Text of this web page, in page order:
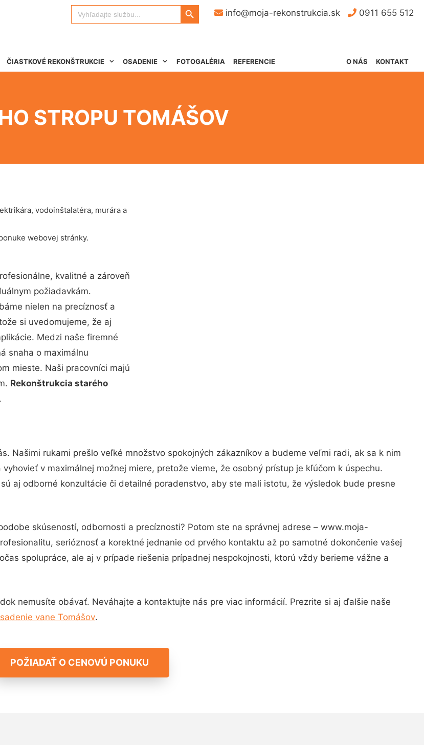
info@moja-rekonstrukcia.sk 0911 655 512
Search
for:
Search Button
ČIASTKOVÉ REKONŠTRUKCIE OSADENIE FOTOGALÉRIA REFERENCIE KONTAKT
O NÁS
STROPU TOMÁŠOV
vodoinštalatéra, murára a
webovej stránky.
kvalitné a zároveň
požiadavkám.
nielen na precíznosť a
si uvedomujeme, že aj
Medzi naše firemné
snaha o maximálnu
mieste. Naši pracovníci majú
Rekonštrukcia starého
Našimi rukami prešlo veľké množstvo spokojných zákazníkov a budeme veľmi radi, ak sa k nim
v maximálnej možnej miere, pretože vieme, že osobný prístup je kľúčom k úspechu.
aj odborné konzultácie či detailné poradenstvo, aby ste mali istotu, že výsledok bude presne
skúseností, odbornosti a precíznosti? Potom ste na správnej adrese – www.moja-
serióznosť a korektné jednanie od prvého kontaktu až po samotné dokončenie vašej
spolupráce, ale aj v prípade riešenia prípadnej nespokojnosti, ktorú vždy berieme vážne a
nemusíte obávať. Neváhajte a kontaktujte nás pre viac informácií. Prezrite si aj ďalšie naše
vane Tomášov.
POŽIADAŤ O CENOVÚ PONUKU